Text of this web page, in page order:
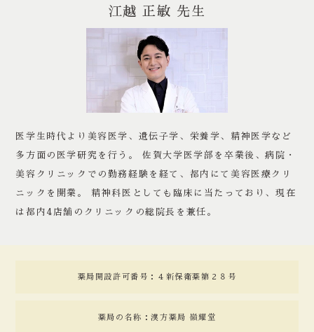
江越 正敏 先生
医学生時代より美容医学、遺伝子学、栄養学、精神医学など
多方面の医学研究を行う。 佐賀大学医学部を卒業後、病院・
美容クリニックでの勤務経験を経て、都内にて美容医療クリ
ニックを開業。 精神科医としても臨床に当たっており、現在
は都内4店舗のクリニックの総院長を兼任。
薬局開設許可番号：４新保衛薬第２８号
薬局の名称：漢方薬局 嶺耀堂